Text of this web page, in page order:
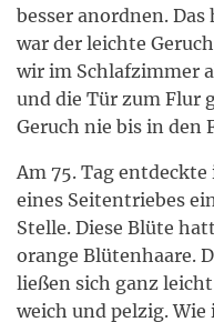
besser anordnen. Das
war der leichte
wir im Schlafzimmer
und die Tür zum Flur
Geruch nie bis in den
Am 75. Tag
eines Seitentriebes
Stelle. Diese Blüte
orange Blütenhaare.
ließen sich ganz
weich und pelzig.